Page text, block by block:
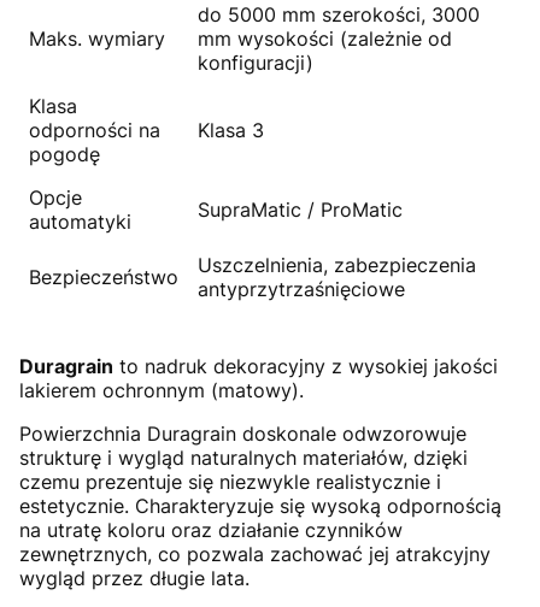
Maks. wymiary
do 5000 mm szerokości, 3000
mm wysokości (zależnie od
konfiguracji)
Klasa
odporności na
pogodę
Klasa 3
Opcje
automatyki
SupraMatic / ProMatic
Bezpieczeństwo
Uszczelnienia, zabezpieczenia
antyprzytrzaśnięciowe
Duragrain to nadruk dekoracyjny z wysokiej jakości
lakierem ochronnym (matowy).
Powierzchnia Duragrain doskonale odwzorowuje
strukturę i wygląd naturalnych materiałów, dzięki
czemu prezentuje się niezwykle realistycznie i
estetycznie. Charakteryzuje się wysoką odpornością
na utratę koloru oraz działanie czynników
zewnętrznych, co pozwala zachować jej atrakcyjny
wygląd przez długie lata.